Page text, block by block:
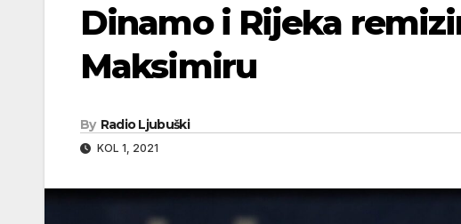
Dinamo i Rijeka
Maksimiru
By Radio Ljubuški
KOL 1, 2021